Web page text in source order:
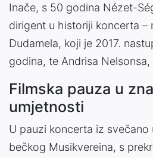
Inače, s 50 godina Nézet-
dirigent u historiji koncerta –
Dudamela, koji je 2017.
godina, te Andrisa
Filmska pauza u
umjetnosti
U pauzi koncerta iz svečano
bečkog Musikvereina, s